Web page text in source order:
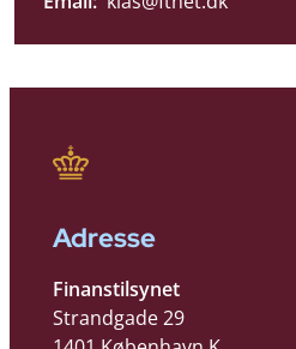
Adresse
Finanstilsynet
Strandgade 29